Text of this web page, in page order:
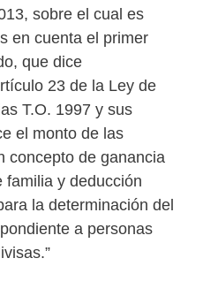
sobre el cual es
en cuenta el primer
que dice
23 de la Ley de
T.O. 1997 y sus
el monto de las
concepto de ganancia
familia y deducción
la determinación del
a personas